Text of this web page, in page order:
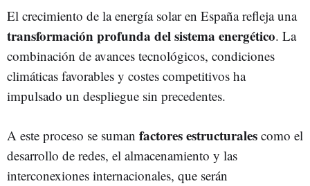
El crecimiento de la energía solar en España refleja una
transformación profunda del sistema energético. La
combinación de avances tecnológicos, condiciones
climáticas favorables y costes competitivos ha
impulsado un despliegue sin precedentes.
A este proceso se suman factores estructurales como el
desarrollo de redes, el almacenamiento y las
interconexiones internacionales, que serán